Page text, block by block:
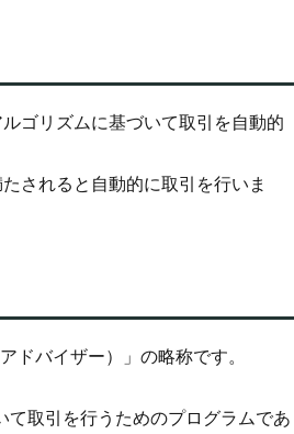
ゴリズムに基づいて取引を自動的
されると自動的に取引を行いま
ドバイザー）」の略称です。
て取引を行うためのプログラムであ